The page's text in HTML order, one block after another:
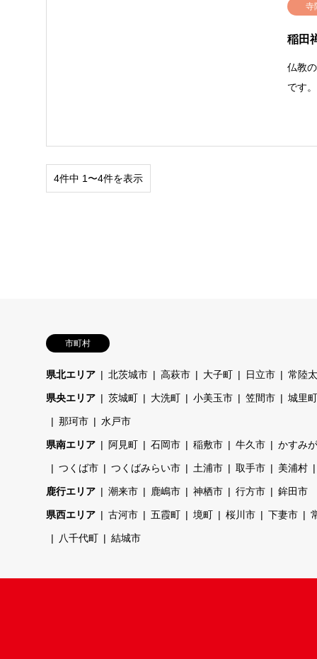
寺
稲田
仏教
です
4件中 1〜4件を表示
市町村
県北エリア 北茨城市 高萩市 大子町 日立市 常陸
県央エリア 茨城町 大洗町 小美玉市 笠間市 城里町
那珂市 水戸市
県南エリア 阿見町 石岡市 稲敷市 牛久市 かすみ
つくば市 つくばみらい市 土浦市 取手市 美浦村
鹿行エリア 潮来市 鹿嶋市 神栖市 行方市 鉾田市
県西エリア 古河市 五霞町 境町 桜川市 下妻市
八千代町 結城市